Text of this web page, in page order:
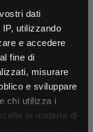
dati
utilizzando
e accedere
fine di
misurare
e sviluppare
chi utilizza i
in materia di
×
consulenza
passo dopo passo